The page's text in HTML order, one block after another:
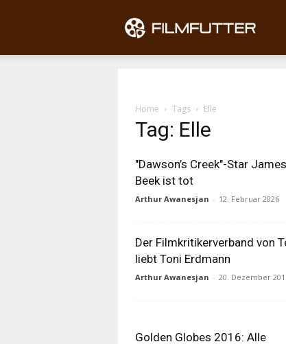
Home Tags Elle
Tag: Elle
"Dawson’s Creek"-Star
Beek ist tot
Arthur Awanesjan - 12. Februar 2026
Der Filmkritikerverband von
liebt Toni Erdmann
Arthur Awanesjan - 20. Dezember
Golden Globes 2016: Alle